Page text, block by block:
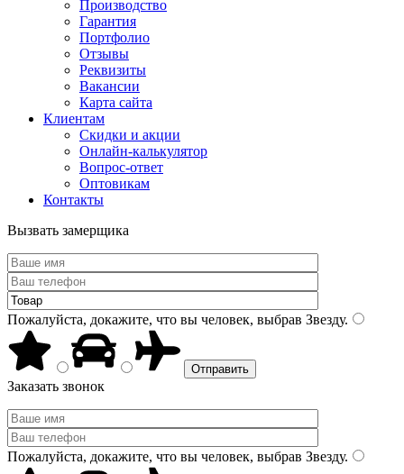
Производство
Гарантия
Портфолио
Отзывы
Реквизиты
Вакансии
Карта сайта
Клиентам
Скидки и акции
Онлайн-калькулятор
Вопрос-ответ
Оптовикам
Контакты
Вызвать замерщика
Пожалуйста, докажите, что вы человек, выбрав Звезду.
Заказать звонок
Пожалуйста, докажите, что вы человек, выбрав Звезду.